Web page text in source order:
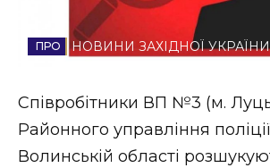
Спорт
Втрачений Ужгород
Втрачений Ужгород
НОВИНИ ЗАХІДНОЇ УКРАЇНИ
Співробітники ВП №3 (м.
Районного управління
Волинській області